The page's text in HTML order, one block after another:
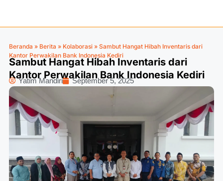
Beranda » Berita » Kolaborasi » Sambut Hangat Hibah Inventaris dari
Kantor Perwakilan Bank Indonesia Kediri
Sambut Hangat Hibah Inventaris dari
Kantor Perwakilan Bank Indonesia Kediri
Yatim Mandiri September 5, 2025